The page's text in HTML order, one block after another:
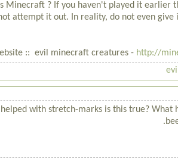
Minecraft ? If you haven't played it earlier
attempt it out. In reality, do not even give
:: evil minecraft creatures - http://
helped with stretch-marks is this true? What